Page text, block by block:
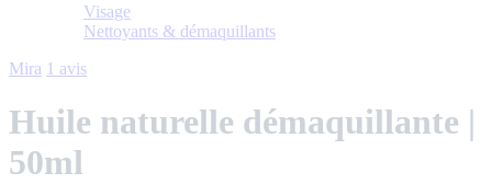
Visage
Nettoyants & démaquillants
Mira 1 avis
Huile naturelle démaquillante |
50ml